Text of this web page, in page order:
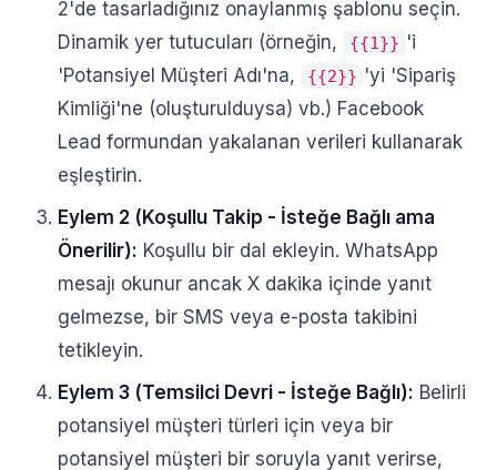
2'de tasarladığınız onaylanmış şablonu seçin.
Dinamik yer tutucuları (örneğin,
{{1}} 'i
'Potansiyel Müşteri Adı'na,
{{2}} 'yi 'Sipariş
Kimliği'ne (oluşturulduysa) vb.) Facebook
Lead formundan yakalanan verileri kullanarak
eşleştirin.
Eylem 2 (Koşullu Takip - İsteğe Bağlı ama
Önerilir): Koşullu bir dal ekleyin. WhatsApp
mesajı okunur ancak X dakika içinde yanıt
gelmezse, bir SMS veya e-posta takibini
tetikleyin.
Eylem 3 (Temsilci Devri - İsteğe Bağlı): Belirli
potansiyel müşteri türleri için veya bir
potansiyel müşteri bir soruyla yanıt verirse,